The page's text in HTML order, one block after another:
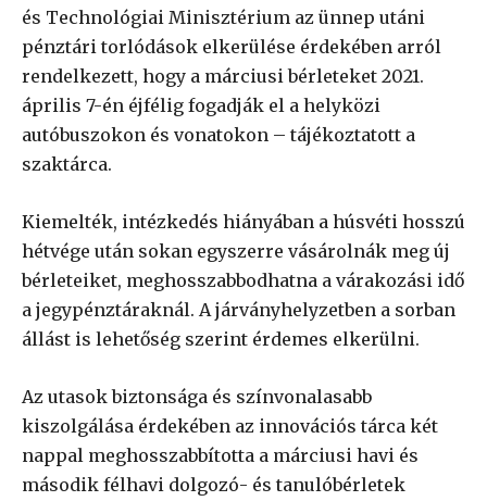
és Technológiai Minisztérium az ünnep utáni
pénztári torlódások elkerülése érdekében arról
rendelkezett, hogy a márciusi bérleteket 2021.
április 7-én éjfélig fogadják el a helyközi
autóbuszokon és vonatokon – tájékoztatott a
szaktárca.
Kiemelték, intézkedés hiányában a húsvéti hosszú
hétvége után sokan egyszerre vásárolnák meg új
bérleteiket, meghosszabbodhatna a várakozási idő
a jegypénztáraknál. A járványhelyzetben a sorban
állást is lehetőség szerint érdemes elkerülni.
Az utasok biztonsága és színvonalasabb
kiszolgálása érdekében az innovációs tárca két
nappal meghosszabbította a márciusi havi és
második félhavi dolgozó- és tanulóbérletek